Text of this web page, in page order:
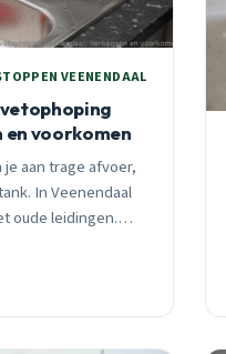
VEENENDAAL
en voorkomen
aan trage afvoer,
In Veenendaal
oude leidingen.